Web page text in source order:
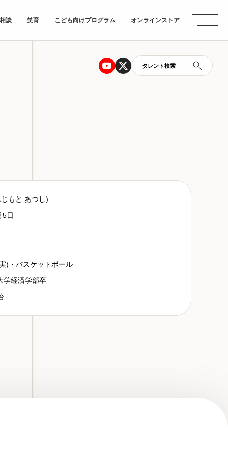
談 笑育 こども向けプログラム オンラインストア
タレント検索
もと あつし)
5日
)・バスケットボール
学経済学部卒